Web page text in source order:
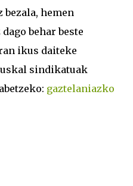
hemen
behar beste
ikus daiteke
sindikatuak
gaztelaniazko